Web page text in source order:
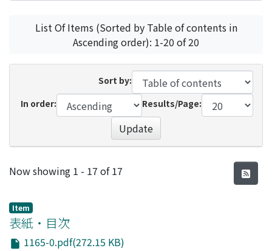
List Of Items (Sorted by Table of contents in
Ascending order): 1-20 of 20
Sort by:
In order:
Results/Page:
Update
Recent Submissions
Now showing 1 - 17 of 17
Item
表紙・目次
1165-0.pdf(272.15 KB)